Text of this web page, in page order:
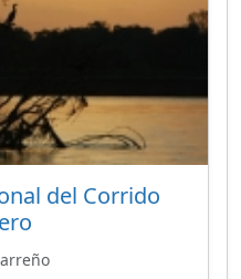
del Corrido